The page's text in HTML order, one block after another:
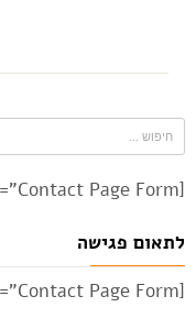
[contact-form-7 id="3306" title="Contact Page Form"]
לתאום פגישה
[contact-form-7 id="3306" title="Contact Page Form"]